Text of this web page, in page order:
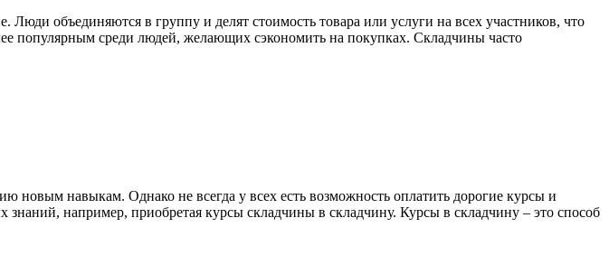
объединяются в группу и делят стоимость товара или услуги на всех участников, что
популярным среди людей, желающих сэкономить на покупках. Складчины часто
новым навыкам. Однако не всегда у всех есть возможность оплатить дорогие курсы и
например, приобретая курсы складчины в складчину. Курсы в складчину – это способ